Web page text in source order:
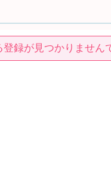
登録が見つかりませ